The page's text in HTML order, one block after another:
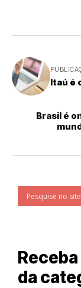
Itaú é
Brasil é
da